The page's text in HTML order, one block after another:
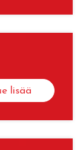
lisää